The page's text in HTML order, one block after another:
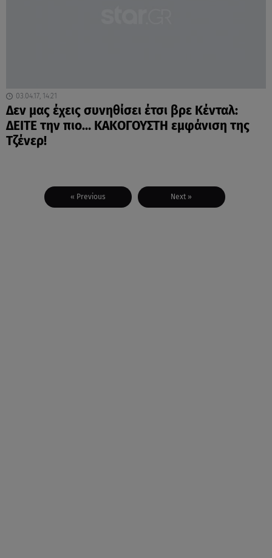
03.04.17, 14:21
Δεν μας έχεις συνηθίσει έτσι βρε Κένταλ:
ΔΕΙΤΕ την πιο… ΚΑΚΟΓΟΥΣΤΗ εμφάνιση της
Τζένερ!
« Previous Next »